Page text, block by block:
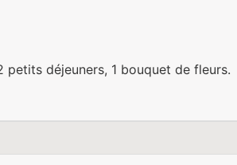
petits déjeuners, 1 bouquet de fleurs.